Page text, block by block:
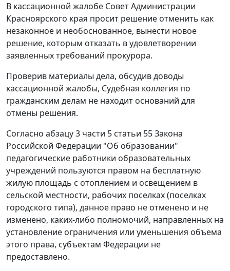
В кассационной жалобе Совет Администрации
Красноярского края просит решение отменить как
незаконное и необоснованное, вынести новое
решение, которым отказать в удовлетворении
заявленных требований прокурора.
Проверив материалы дела, обсудив доводы
кассационной жалобы, Судебная коллегия по
гражданским делам не находит оснований для
отмены решения.
Согласно абзацу 3 части 5 статьи 55 Закона
Российской Федерации "Об образовании"
педагогические работники образовательных
учреждений пользуются правом на бесплатную
жилую площадь с отоплением и освещением в
сельской местности, рабочих поселках (поселках
городского типа), данное право не отменено и не
изменено, каких-либо полномочий, направленных на
установление ограничения или уменьшения объема
этого права, субъектам Федерации не
предоставлено.